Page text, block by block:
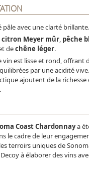
pâle avec une clarté brillante.
citron Meyer mûr, pêche
dechêne léger.
vin est lisse et rond, offrant
par une acidité
ajoutent de la
Coast Chardonnaya
le cadre de leur
terroirs uniques de
à élaborer des vins